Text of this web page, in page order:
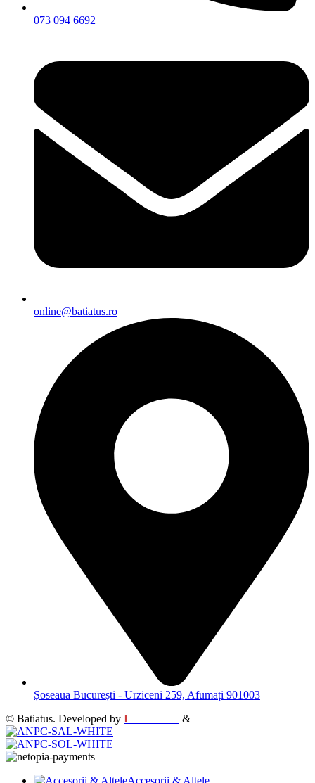
073 094 6692
online@batiatus.ro
Șoseaua București - Urziceni 259, Afumați 901003
© Batiatus. Developed by I &
Accesorii & Altele